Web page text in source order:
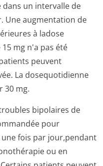
dans un intervalle de
Une augmentation de
à ladose
mg n'a pas été
peuvent
La dosequotidienne
30 mg.
bipolaires de
pour
une fois par jour,pendant
ou en